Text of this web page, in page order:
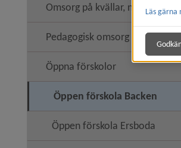
Omsorg på kvällar, nätter och
Pedagogisk omsorg
Öppna förskolor
Öppen förskola Backen
Öppen förskola Ersboda
Läs gärna